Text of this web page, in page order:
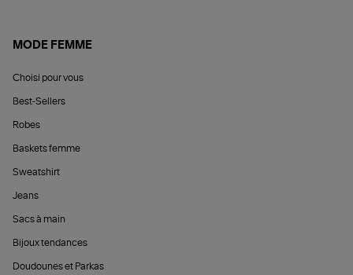
MODE FEMME
Choisi pour vous
Best-Sellers
Robes
Baskets femme
Sweatshirt
Jeans
Sacs à main
Bijoux tendances
Doudounes et Parkas